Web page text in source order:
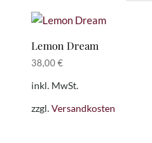
Lemon Dream
38,00 €
inkl. MwSt.
zzgl.Versandkosten